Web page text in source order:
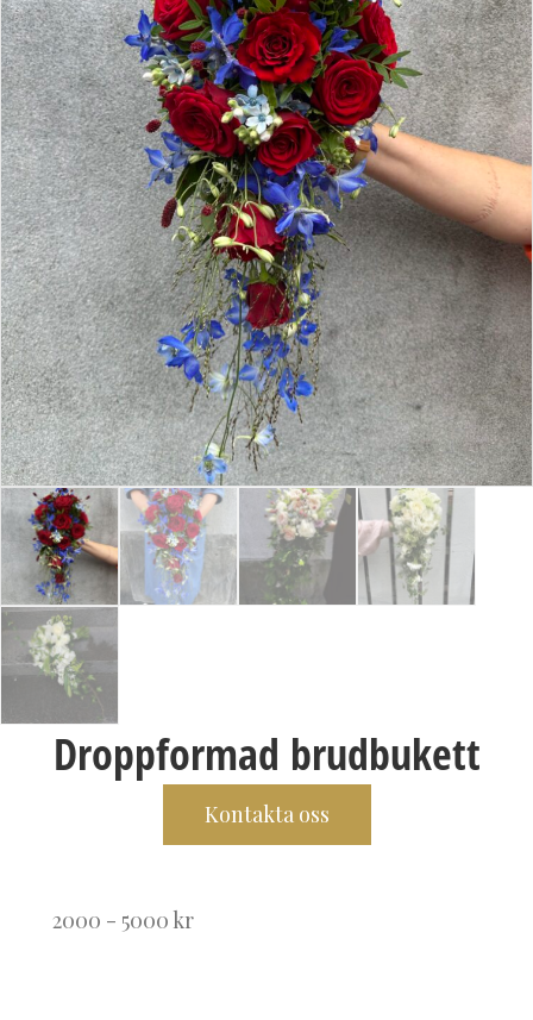
Droppformad brudbukett
Kontakta oss
2000 - 5000 kr